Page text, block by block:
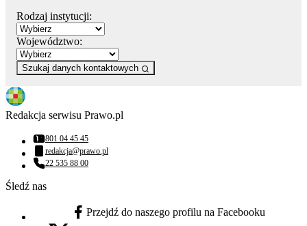
Rodzaj instytucji:
Województwo:
Szukaj danych kontaktowych
Redakcja serwisu Prawo.pl
Numer telefonu:
801 04 45 45
Adres email:
redakcja@prawo.pl
Numer telefonu:
22 535 88 00
Śledź nas
facebook - otwiera się w nowej karcie
Przejdź do naszego profilu na Facebooku